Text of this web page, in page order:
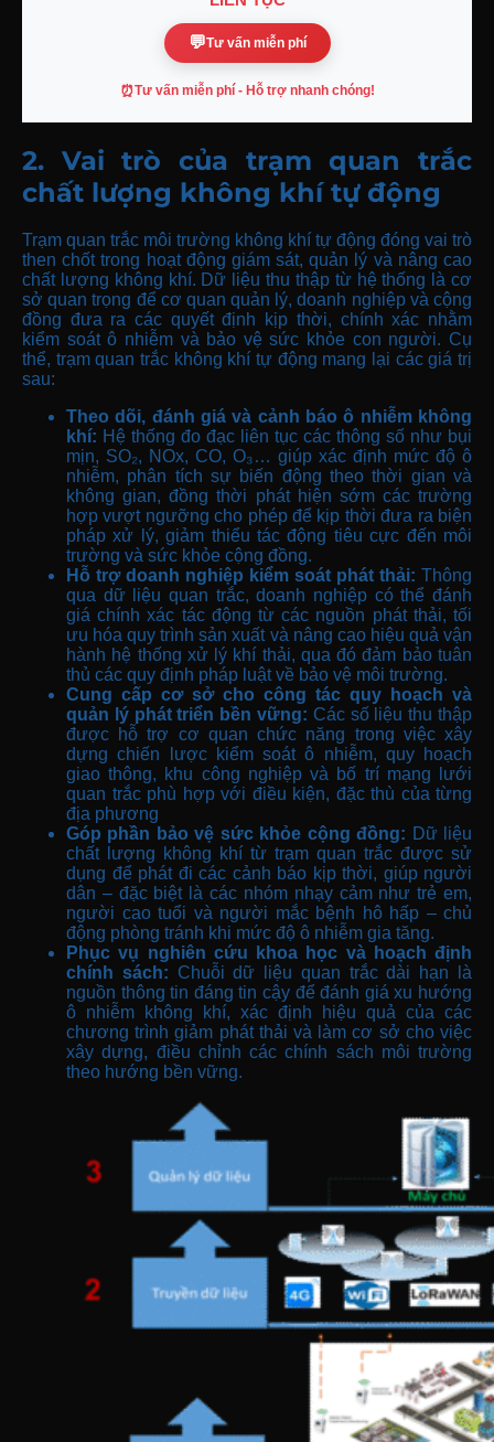
💬Tư vấn miễn phí
⏰Tư vấn miễn phí - Hỗ trợ nhanh chóng!
2. Vai trò của trạm quan trắc
chất lượng không khí tự động
Trạm quan trắc môi trường không khí tự động đóng vai trò
then chốt trong hoạt động giám sát, quản lý và nâng cao
chất lượng không khí. Dữ liệu thu thập từ hệ thống là cơ
sở quan trọng để cơ quan quản lý, doanh nghiệp và cộng
đồng đưa ra các quyết định kịp thời, chính xác nhằm
kiểm soát ô nhiễm và bảo vệ sức khỏe con người. Cụ
thể, trạm quan trắc không khí tự động mang lại các giá trị
sau:
Theo dõi, đánh giá và cảnh báo ô nhiễm không
khí: Hệ thống đo đạc liên tục các thông số như bụi
mịn, SO₂, NOx, CO, O₃… giúp xác định mức độ ô
nhiễm, phân tích sự biến động theo thời gian và
không gian, đồng thời phát hiện sớm các trường
hợp vượt ngưỡng cho phép để kịp thời đưa ra biện
pháp xử lý, giảm thiểu tác động tiêu cực đến môi
trường và sức khỏe cộng đồng.
Hỗ trợ doanh nghiệp kiểm soát phát thải: Thông
qua dữ liệu quan trắc, doanh nghiệp có thể đánh
giá chính xác tác động từ các nguồn phát thải, tối
ưu hóa quy trình sản xuất và nâng cao hiệu quả vận
hành hệ thống xử lý khí thải, qua đó đảm bảo tuân
thủ các quy định pháp luật về bảo vệ môi trường.
Cung cấp cơ sở cho công tác quy hoạch và
quản lý phát triển bền vững: Các số liệu thu thập
được hỗ trợ cơ quan chức năng trong việc xây
dựng chiến lược kiểm soát ô nhiễm, quy hoạch
giao thông, khu công nghiệp và bố trí mạng lưới
quan trắc phù hợp với điều kiện, đặc thù của từng
địa phương
Góp phần bảo vệ sức khỏe cộng đồng: Dữ liệu
chất lượng không khí từ trạm quan trắc được sử
dụng để phát đi các cảnh báo kịp thời, giúp người
dân – đặc biệt là các nhóm nhạy cảm như trẻ em,
người cao tuổi và người mắc bệnh hô hấp – chủ
động phòng tránh khi mức độ ô nhiễm gia tăng.
Phục vụ nghiên cứu khoa học và hoạch định
chính sách: Chuỗi dữ liệu quan trắc dài hạn là
nguồn thông tin đáng tin cậy để đánh giá xu hướng
ô nhiễm không khí, xác định hiệu quả của các
chương trình giảm phát thải và làm cơ sở cho việc
xây dựng, điều chỉnh các chính sách môi trường
theo hướng bền vững.